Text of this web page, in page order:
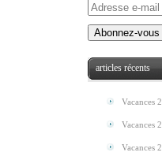
Adresse
mail
Abonnez-vous
articles récents
Vacances
Vacances
Vacances